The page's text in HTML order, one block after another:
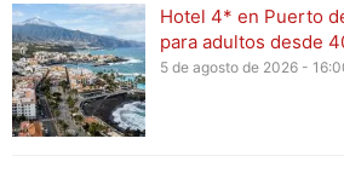
Hotel 4* en Puerto
para adultos desde
5 de agosto de 2026 -